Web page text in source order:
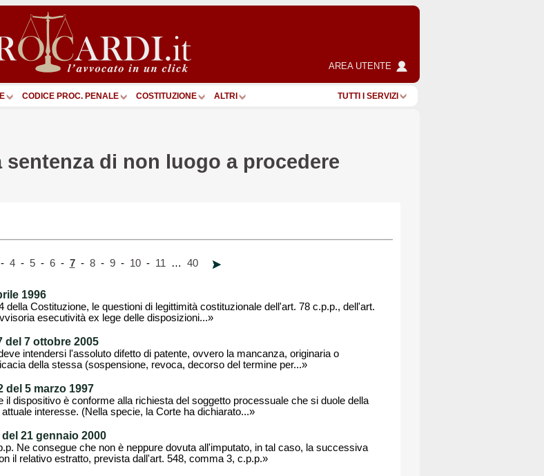
AREA UTENTE
CODICE PROC. PENALE COSTITUZIONE ALTRI TUTTI I SERVIZI
sentenza di non luogo a procedere
- 4 - 5 - 6 - 7 - 8 - 9 - 10 - 11 … 40
1996
Costituzione, le questioni di legittimità costituzionale dell'art. 78 c.p.p., dell'art.
esecutività ex lege delle disposizioni...»
del 7 ottobre 2005
intendersi l'assoluto difetto di patente, ovvero la mancanza, originaria o
della stessa (sospensione, revoca, decorso del termine per...»
del 5 marzo 1997
dispositivo è conforme alla richiesta del soggetto processuale che si duole della
interesse. (Nella specie, la Corte ha dichiarato...»
21 gennaio 2000
Ne consegue che non è neppure dovuta all'imputato, in tal caso, la successiva
il relativo estratto, prevista dall'art. 548, comma 3, c.p.p.»